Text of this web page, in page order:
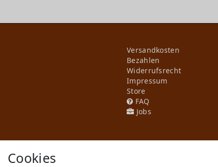
Versandkosten
Bezahlen
Widerrufs­recht
Impressum
Store
FAQ
Jobs
Cookies